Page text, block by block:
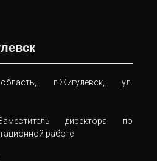
г.Жигулевск, ул.
директора по
работе